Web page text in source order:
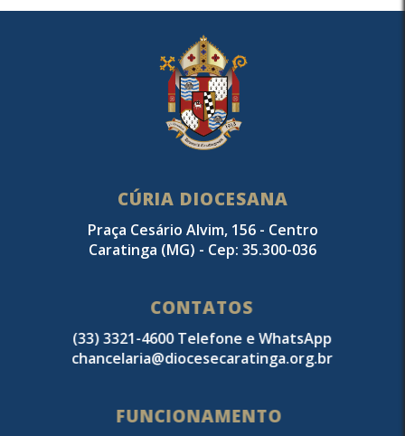
CÚRIA DIOCESANA
Praça Cesário Alvim, 156 - Centro
Caratinga (MG) - Cep: 35.300-036
CONTATOS
(33) 3321-4600 Telefone e WhatsApp
chancelaria@diocesecaratinga.org.br
FUNCIONAMENTO